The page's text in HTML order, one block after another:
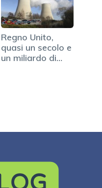
Regno Unito,
quasi un secolo e
un miliardo di